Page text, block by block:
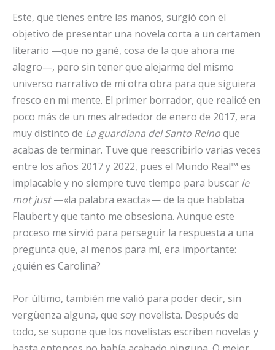
Este, que tienes entre las manos, surgió con el
objetivo de presentar una novela corta a un certamen
literario —que no gané, cosa de la que ahora me
alegro—, pero sin tener que alejarme del mismo
universo narrativo de mi otra obra para que siguiera
fresco en mi mente. El primer borrador, que realicé en
poco más de un mes alrededor de enero de 2017, era
muy distinto de La guardiana del Santo Reinoque
acabas de terminar. Tuve que reescribirlo varias veces
entre los años 2017 y 2022, pues el Mundo Real™ es
implacable y no siempre tuve tiempo para buscar le
mot just—«la palabra exacta»— de la que hablaba
Flaubert y que tanto me obsesiona. Aunque este
proceso me sirvió para perseguir la respuesta a una
pregunta que, al menos para mí, era importante:
¿quién es Carolina?
Por último, también me valió para poder decir, sin
vergüenza alguna, que soy novelista. Después de
todo, se supone que los novelistas escriben novelas y